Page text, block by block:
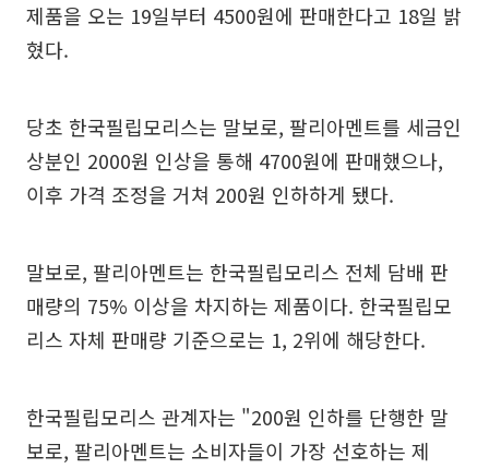
제품을 오는 19일부터 4500원에 판매한다고 18일 밝
혔다.
당초 한국필립모리스는 말보로, 팔리아멘트를 세금인
상분인 2000원 인상을 통해 4700원에 판매했으나,
이후 가격 조정을 거쳐 200원 인하하게 됐다.
말보로, 팔리아멘트는 한국필립모리스 전체 담배 판
매량의 75% 이상을 차지하는 제품이다. 한국필립모
리스 자체 판매량 기준으로는 1, 2위에 해당한다.
한국필립모리스 관계자는 "200원 인하를 단행한 말
보로, 팔리아멘트는 소비자들이 가장 선호하는 제